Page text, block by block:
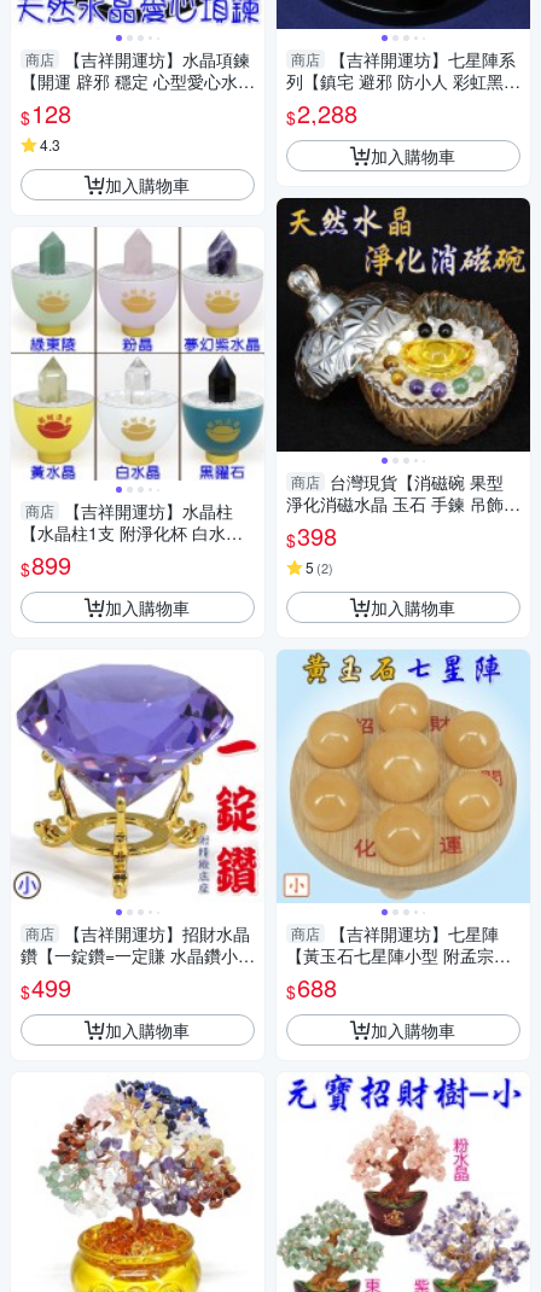
商店
【吉祥開運坊】水晶項鍊
【開運 辟邪 穩定 心型愛心水晶
墜頭 有九款可供選擇 】淨化 擇
日
$128
4.3
加入購物車
商店
【吉祥開運坊】水晶柱
【水晶柱1支 附淨化杯 白水晶
碎石 多款可供選擇】淨化 擇日
$899
加入購物車
商店
【吉祥開運坊】招財水晶
鑽【一錠鑽=一定賺 水晶鑽小型
約6cm含底座 多色可供選擇】
淨化 擇日
$499
加入購物車
商店
【吉祥開運坊】七星陣系
列【鎮宅 避邪 防小人 彩虹黑曜
石七星陣 含黑曜石底盤10cm】
淨化 擇日
$2,288
加入購物車
商店 台灣現貨【消磁碗 果型
淨化消磁水晶 玉石 手鍊 吊飾
飾品等 附白水晶300公克 元寶
已淨化】
$398
5 (2)
加入購物車
商店
【吉祥開運坊】七星陣
【黃玉石七星陣小型 附孟宗竹
底盤 開運 招財 招偏財】淨化
$688
加入購物車